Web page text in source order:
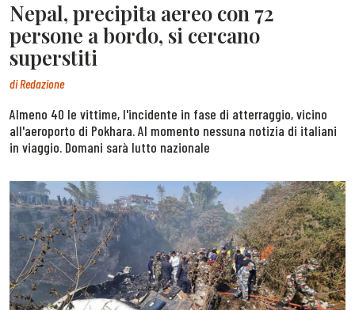
Nepal, precipita aereo con 72
persone a bordo, si cercano
superstiti
diRedazione
Almeno 40 le vittime, l'incidente in fase di atterraggio, vicino
all'aeroporto di Pokhara. Al momento nessuna notizia di italiani
in viaggio. Domani sarà lutto nazionale